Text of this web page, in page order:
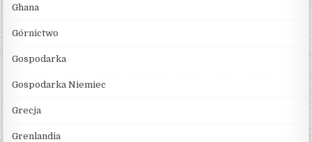
Ghana
Górnictwo
Gospodarka
Gospodarka Niemiec
Grecja
Grenlandia